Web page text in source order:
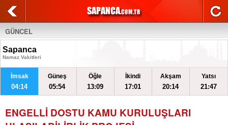
GÜNCEL
Sapanca
Namaz Vakitleri
İmsak
04:14
Güneş
05:54
Öğle
13:09
İkindi
17:01
Akşam
20:14
Yatsı
21:47
ENGELLİ DOSTU KAMU KURULUŞLARI